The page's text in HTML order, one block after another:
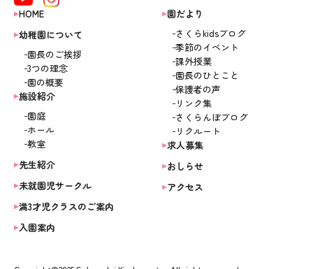
HOME
幼稚園について
園長のご挨拶
3つの理念
園の概要
施設紹介
園庭
ホール
教室
先生紹介
未就園児サークル
満3才児クラスのご案内
入園案内
園だより
さくらkidsブログ
季節のイベント
課外授業
園長のひとこと
保護者の声
リンク集
さくらんぼブログ
リクルート
求人募集
おしらせ
アクセス